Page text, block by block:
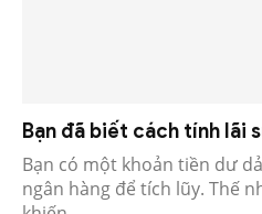
Bạn đã biết cách tính lãi
Bạn có một khoản tiền dư
ngân hàng để tích lũy. Thế